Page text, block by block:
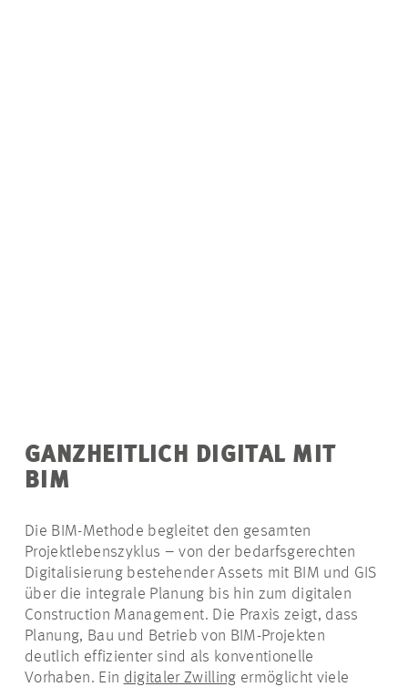
GANZHEITLICH DIGITAL MIT
BIM
Die BIM-Methode begleitet den gesamten
Projektlebenszyklus – von der bedarfsgerechten
Digitalisierung bestehender Assets mit BIM und GIS
über die integrale Planung bis hin zum digitalen
Construction Management. Die Praxis zeigt, dass
Planung, Bau und Betrieb von BIM-Projekten
deutlich effizienter sind als konventionelle
Vorhaben. Ein digitaler Zwilling ermöglicht viele